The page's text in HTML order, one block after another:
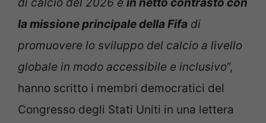
la missione principale della Fifa di
promuovere lo sviluppo del calcio a livello
globale in modo accessibile e inclusivo“,
hanno scritto i membri democratici del
Congresso degli Stati Uniti in una lettera